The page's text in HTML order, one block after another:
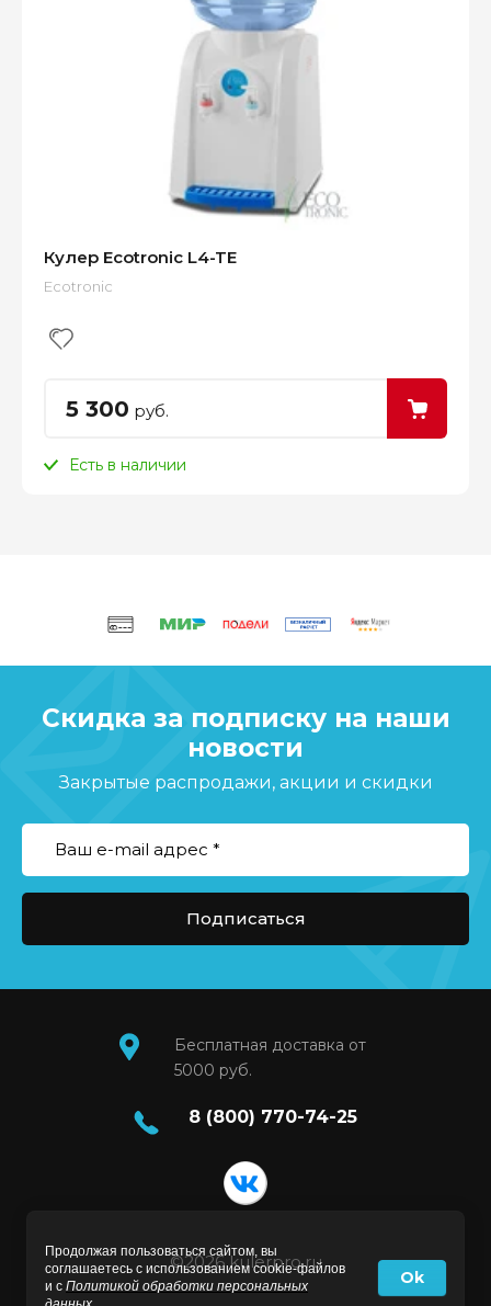
Кулер Ecotronic L4-TE
Ecotronic
5 300 руб.
Есть в наличии
Скидка за подписку на наши
новости
Закрытые распродажи, акции и скидки
Подписаться
Бесплатная доставка от
5000 руб.
8 (800) 770-74-25
©2026 kulerpro.ru
Продолжая пользоваться сайтом, вы
соглашаетесь с использованием cookie-файлов
и с Политикой обработки персональных
Ok